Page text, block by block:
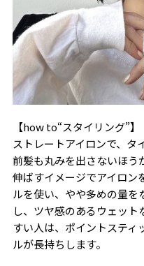
【how to“スタイリング”】
ストレートアイロンで、タ
前髪も丸みを出さないほう
伸ばすイメージでアイロン
ルを使い、やや多めの量を
し、ツヤ感のあるウェッ
すい人は、ポイントスティ
ルが長持ちします。